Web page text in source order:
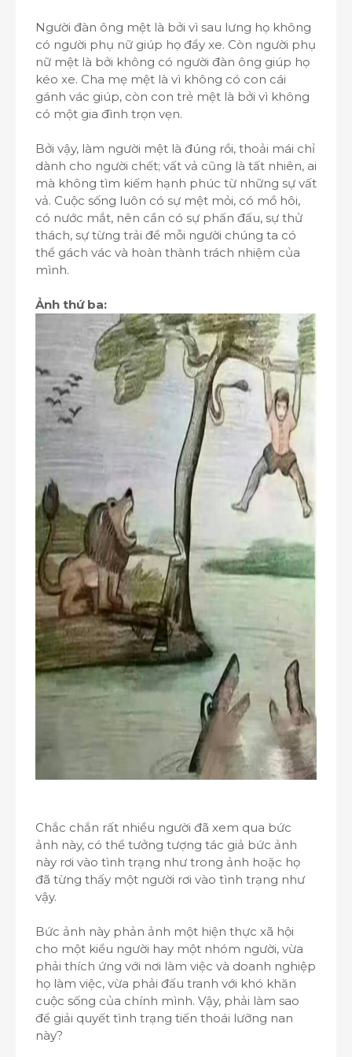
Người đàn ông mệt là bởi vì sau lưng họ không
có người phụ nữ giúp họ đẩy xe. Còn người phụ
nữ mệt là bởi không có người đàn ông giúp họ
kéo xe. Cha mẹ mệt là vì không có con cái
gánh vác giúp, còn con trẻ mệt là bởi vì không
có một gia đình trọn vẹn.
Bởi vậy, làm người mệt là đúng rồi, thoải mái chỉ
dành cho người chết; vất vả cũng là tất nhiên, ai
mà không tìm kiếm hạnh phúc từ những sự vất
vả. Cuộc sống luôn có sự mệt mỏi, có mồ hôi,
có nước mắt, nên cần có sự phấn đấu, sự thử
thách, sự từng trải để mỗi người chúng ta có
thể gách vác và hoàn thành trách nhiệm của
mình.
Ảnh thứ ba:
Chắc chắn rất nhiều người đã xem qua bức
ảnh này, có thể tưởng tượng tác giả bức ảnh
này rơi vào tình trạng như trong ảnh hoặc họ
đã từng thấy một người rơi vào tình trạng như
vậy.
Bức ảnh này phản ảnh một hiện thực xã hội
cho một kiểu người hay một nhóm người, vừa
phải thích ứng với nơi làm việc và doanh nghiệp
họ làm việc, vừa phải đấu tranh với khó khăn
cuộc sống của chính mình. Vậy, phải làm sao
để giải quyết tình trạng tiến thoái lưỡng nan
này?